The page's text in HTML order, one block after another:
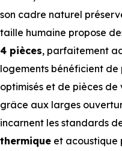
son cadre naturel
taille humaine propose
4 pièces, parfaitement
logements bénéficient de
optimisés et de pièces de
grâce aux larges
incarnent les standards
thermique et acoustique